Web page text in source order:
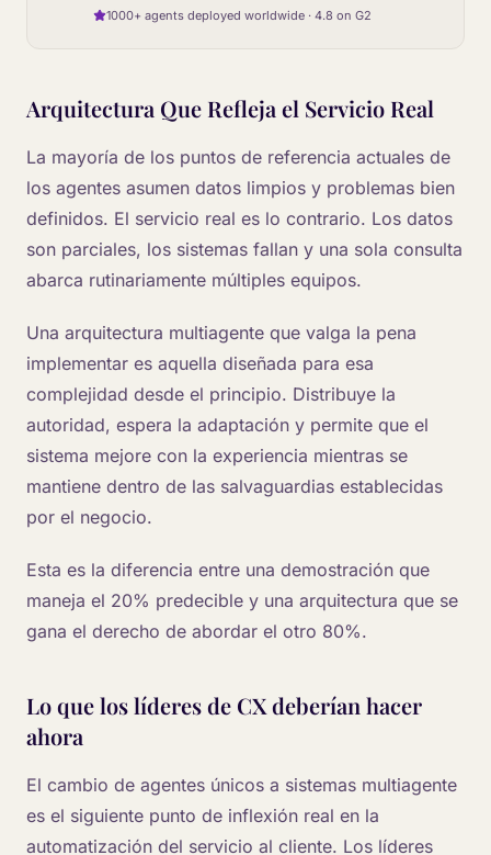
1000+ agents deployed worldwide · 4.8 on G2
Arquitectura Que Refleja el Servicio Real
La mayoría de los puntos de referencia actuales de
los agentes asumen datos limpios y problemas bien
definidos. El servicio real es lo contrario. Los datos
son parciales, los sistemas fallan y una sola consulta
abarca rutinariamente múltiples equipos.
Una arquitectura multiagente que valga la pena
implementar es aquella diseñada para esa
complejidad desde el principio. Distribuye la
autoridad, espera la adaptación y permite que el
sistema mejore con la experiencia mientras se
mantiene dentro de las salvaguardias establecidas
por el negocio.
Esta es la diferencia entre una demostración que
maneja el 20% predecible y una arquitectura que se
gana el derecho de abordar el otro 80%.
Lo que los líderes de CX deberían hacer
ahora
El cambio de agentes únicos a sistemas multiagente
es el siguiente punto de inflexión real en la
automatización del servicio al cliente. Los líderes